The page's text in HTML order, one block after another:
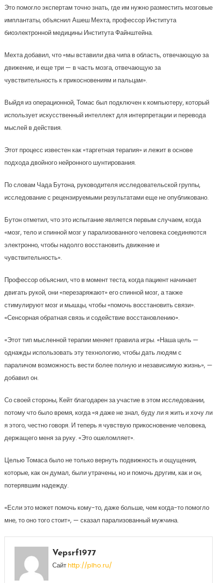
Это помогло экспертам точно знать, где им нужно разместить мозговые
имплантаты, объяснил Ашеш Мехта, профессор Института
биоэлектронной медицины Института Файнштейна.
Мехта добавил, что «мы вставили два чипа в область, отвечающую за
движение, и еще три — в часть мозга, отвечающую за
чувствительность к прикосновениям и пальцам».
Выйдя из операционной, Томас был подключен к компьютеру, который
использует искусственный интеллект для интерпретации и перевода
мыслей в действия.
Этот процесс известен как «таргетная терапия» и лежит в основе
подхода двойного нейронного шунтирования.
По словам Чада Бутона, руководителя исследовательской группы,
исследование с рецензируемыми результатами еще не опубликовано.
Бутон отметил, что это испытание является первым случаем, когда
«мозг, тело и спинной мозг у парализованного человека соединяются
электронно, чтобы надолго восстановить движение и
чувствительность».
Профессор объяснил, что в момент теста, когда пациент начинает
двигать рукой, они «перезаряжают» его спинной мозг, а также
стимулируют мозг и мышцы, чтобы «помочь восстановить связи».
«Сенсорная обратная связь и содействие восстановлению».
«Этот тип мысленной терапии меняет правила игры. «Наша цель —
однажды использовать эту технологию, чтобы дать людям с
параличом возможность вести более полную и независимую жизнь», —
добавил он.
Со своей стороны, Кейт благодарен за участие в этом исследовании,
потому что было время, когда «я даже не знал, буду ли я жить и хочу ли
я этого, честно говоря. И теперь я чувствую прикосновение человека,
держащего меня за руку. «Это ошеломляет».
Целью Томаса было не только вернуть подвижность и ощущения,
которые, как он думал, были утрачены, но и помочь другим, как и он,
потерявшим надежду.
«Если это может помочь кому-то, даже больше, чем когда-то помогло
мне, то оно того стоит», — сказал парализованный мужчина.
Vepsrf1977
Сайтhttp://plho.ru/